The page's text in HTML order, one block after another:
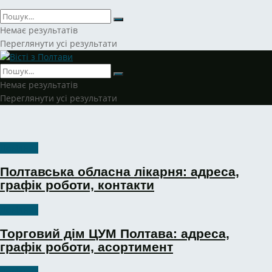
Немає результатів
Переглянути усі результати
Немає результатів
Переглянути усі результати
Полтавська обласна лікарня: адреса,
графік роботи, контакти
Торговий дім ЦУМ Полтава: адреса,
графік роботи, асортимент